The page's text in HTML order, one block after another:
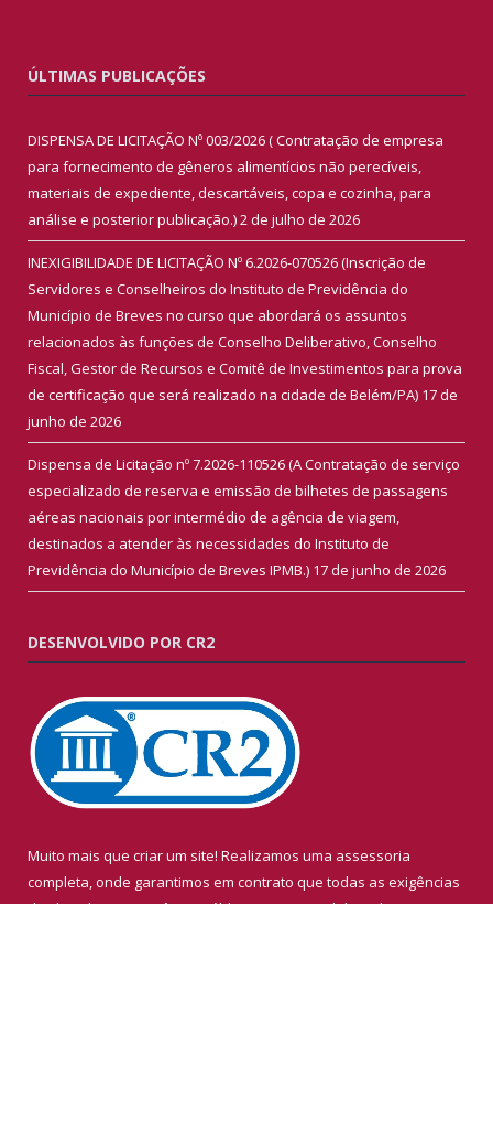
ÚLTIMAS PUBLICAÇÕES
DISPENSA DE LICITAÇÃO Nº 003/2026 ( Contratação de empresa
para fornecimento de gêneros alimentícios não perecíveis,
materiais de expediente, descartáveis, copa e cozinha, para
análise e posterior publicação.)2 de julho de 2026
INEXIGIBILIDADE DE LICITAÇÃO Nº 6.2026-070526 (Inscrição de
Servidores e Conselheiros do Instituto de Previdência do
Município de Breves no curso que abordará os assuntos
relacionados às funções de Conselho Deliberativo, Conselho
Fiscal, Gestor de Recursos e Comitê de Investimentos para prova
de certificação que será realizado na cidade de Belém/PA) 17 de
junho de 2026
Dispensa de Licitação nº 7.2026-110526 (A Contratação de serviço
especializado de reserva e emissão de bilhetes de passagens
aéreas nacionais por intermédio de agência de viagem,
destinados a atender às necessidades do Instituto de
Previdência do Município de Breves IPMB.) 17 de junho de 2026
DESENVOLVIDO POR CR2
Muito mais que criar um site! Realizamos uma assessoria
completa, onde garantimos em contrato que todas as exigências
das leis de transparência pública serão atendidas. Clique aqui e